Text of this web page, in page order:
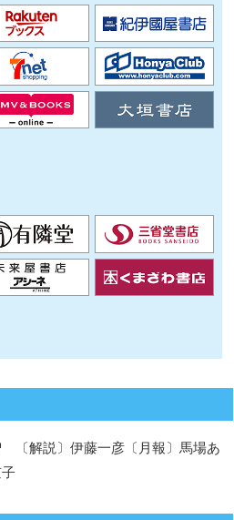
〔解説〕伊藤一彦〔月報〕馬場あ